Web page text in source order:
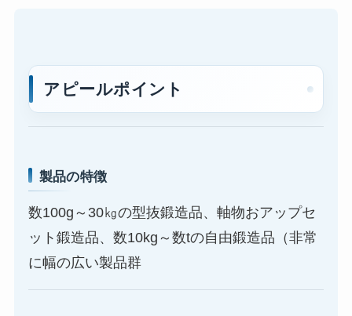
アピールポイント
製品の特徴
数100g～30㎏の型抜鍛造品、軸物おアップセ
ット鍛造品、数10kg～数tの自由鍛造品（非常
に幅の広い製品群